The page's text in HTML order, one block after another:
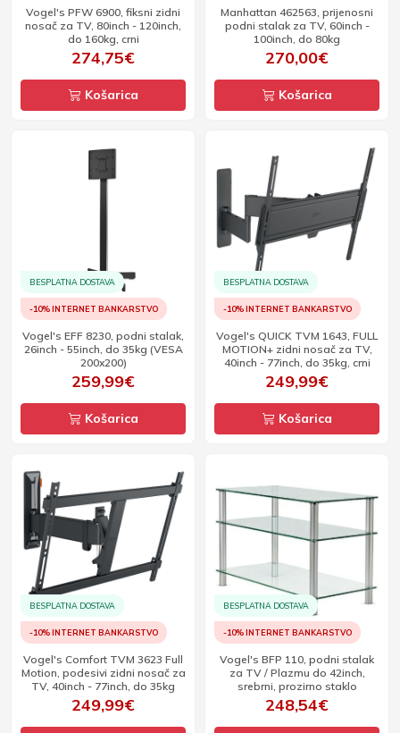
Vogel's PFW 6900, fiksni zidni
nosač za TV, 80inch - 120inch,
do 160kg, crni
274,75€
Košarica
Manhattan 462563, prijenosni
podni stalak za TV, 60inch -
100inch, do 80kg
270,00€
Košarica
BESPLATNA DOSTAVA
-10% INTERNET BANKARSTVO
Vogel's EFF 8230, podni stalak,
26inch - 55inch, do 35kg (VESA
200x200)
259,99€
Košarica
BESPLATNA DOSTAVA
-10% INTERNET BANKARSTVO
Vogel's QUICK TVM 1643, FULL
MOTION+ zidni nosač za TV,
40inch - 77inch, do 35kg, crni
249,99€
Košarica
BESPLATNA DOSTAVA
-10% INTERNET BANKARSTVO
Vogel's Comfort TVM 3623 Full
Motion, podesivi zidni nosač za
TV, 40inch - 77inch, do 35kg
249,99€
BESPLATNA DOSTAVA
-10% INTERNET BANKARSTVO
Vogel's BFP 110, podni stalak
za TV / Plazmu do 42inch,
srebrni, prozirno staklo
248,54€